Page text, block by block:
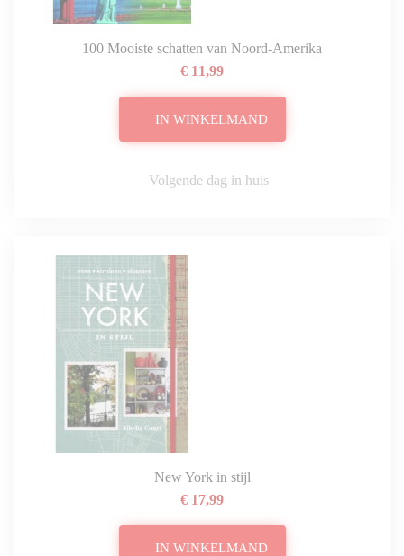
100 Mooiste schatten van Noord-Amerika
€ 11,99
IN WINKELMAND
Volgende dag in huis
New York in stijl
€ 17,99
IN WINKELMAND